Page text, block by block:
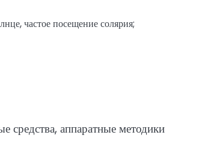
частое посещение солярия;